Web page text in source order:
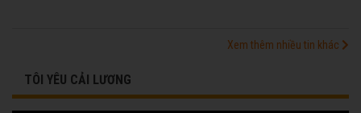
Xem thêm nhiều tin khác
TÔI YÊU CẢI LƯƠNG